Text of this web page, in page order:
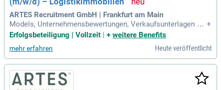
re Karriere erfolgreich!
(m/w/d) – Logistikimmobilien
ARTES Recruitment GmbH | Frankfurt am Main
Models, Unternehmensbewertungen, Verkaufsunterlagen un
d Transaktionsanalysen; Führung komplexer Vertragsverhan
dlungen (LOIs, Heads of Terms, SPAs und weitere Transakti
onsdokumente); Steuerung interdisziplinärer Projektteams a
us Investment, Asset Management
+
Erfolgsbeteiligung | Vollzeit | + weitere Benefits
mehr erfahren Heute veröffentlicht